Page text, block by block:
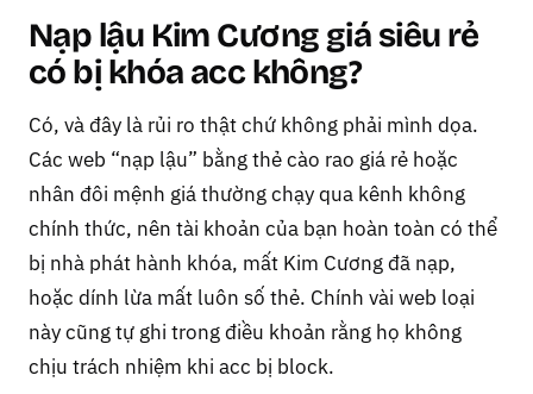
Nạp lậu Kim Cương giá siêu rẻ
có bị khóa acc không?
Có, và đây là rủi ro thật chứ không phải mình dọa.
Các web “nạp lậu” bằng thẻ cào rao giá rẻ hoặc
nhân đôi mệnh giá thường chạy qua kênh không
chính thức, nên tài khoản của bạn hoàn toàn có thể
bị nhà phát hành khóa, mất Kim Cương đã nạp,
hoặc dính lừa mất luôn số thẻ. Chính vài web loại
này cũng tự ghi trong điều khoản rằng họ không
chịu trách nhiệm khi acc bị block.